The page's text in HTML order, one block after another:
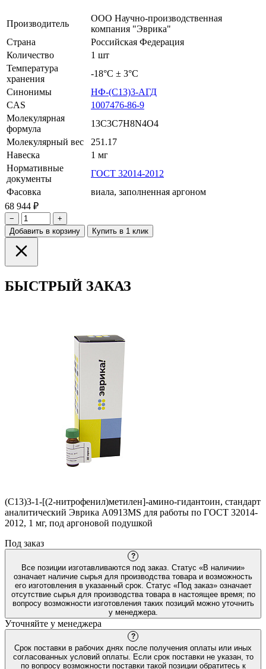
Производитель
ООО Научно-производственная
компания "Эврика"
Страна
Российская Федерация
Количество
1 шт
Температура
хранения
-18°С ± 3°С
Синонимы
НФ-(C13)3-АГД
CAS
1007476-86-9
Молекулярная
формула
13C3C7H8N4O4
Молекулярный вес
251.17
Навеска
1 мг
Нормативные
документы
ГОСТ 32014-2012
Фасовка
виала, заполненная аргоном
68 944 ₽
−
+
Добавить в корзину
Купить в 1 клик
БЫСТРЫЙ ЗАКАЗ
(C13)3-1-[(2-нитрофенил)метилен]-амино-гидантоин, стандарт
аналитический Эврика A0913MS для работы по ГОСТ 32014-
2012, 1 мг, под аргоновой подушкой
Под заказ
?
Все позиции изготавливаются под заказ. Статус «В наличии»
означает наличие сырья для производства товара и возможность
его изготовления в указанный срок. Статус «Под заказ» означает
отсутствие сырья для производства товара в настоящее время; по
вопросу возможности изготовления таких позиций можно уточнить
у менеджера.
Уточняйте у менеджера
?
Срок поставки в рабочих днях после получения оплаты или иных
согласованных условий оплаты. Если срок поставки не указан, то
по вопросу возможности поставки такой позиции обратитесь к